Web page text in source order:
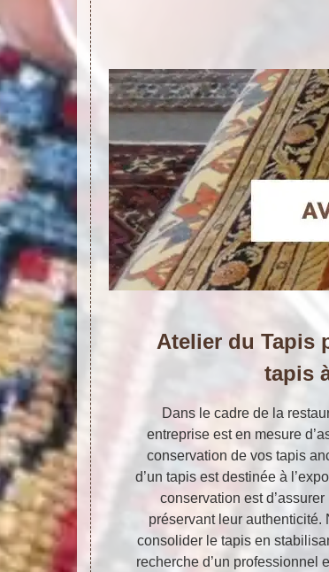
Atelier du Tapis
tapis
Dans le cadre de la
entreprise est en mesure
conservation de vos tapis
d’un tapis est destinée à
conservation est
préservant leur authenticité.
consolider le tapis en
recherche d’un professionnel